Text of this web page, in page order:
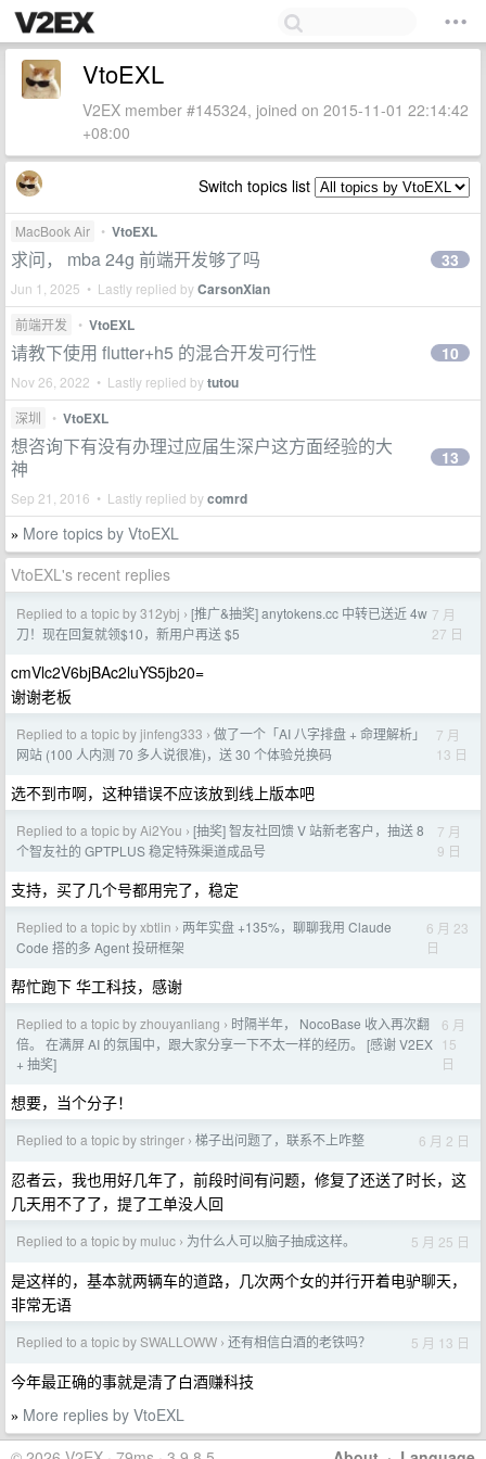
VtoEXL
V2EX member #145324, joined on 2015-11-01 22:14:42
+08:00
Switch topics list
MacBook Air • VtoEXL
求问， mba 24g 前端开发够了吗
Jun 1, 2025 • Lastly replied byCarsonXian
33
前端开发 • VtoEXL
请教下使用 flutter+h5 的混合开发可行性
Nov 26, 2022 • Lastly replied bytutou
10
深圳 • VtoEXL
想咨询下有没有办理过应届生深户这方面经验的大
神
Sep 21, 2016 • Lastly replied bycomrd
13
» More topics by VtoEXL
VtoEXL's recent replies
Replied to a topic by 312ybj › [推广&抽奖] anytokens.cc 中转已送近 4w
刀！现在回复就领$10，新用户再送 $5
7 月
27 日
cmVlc2V6bjBAc2luYS5jb20=
谢谢老板
Replied to a topic by jinfeng333 › 做了一个「AI 八字排盘 + 命理解析」
网站 (100 人内测 70 多人说很准)，送 30 个体验兑换码
7 月
13 日
选不到市啊，这种错误不应该放到线上版本吧
Replied to a topic by Ai2You › [抽奖] 智友社回馈 V 站新老客户，抽送 8
个智友社的 GPTPLUS 稳定特殊渠道成品号
7 月
9 日
支持，买了几个号都用完了，稳定
Replied to a topic by xbtlin › 两年实盘 +135%，聊聊我用 Claude
Code 搭的多 Agent 投研框架
6 月 23
日
帮忙跑下 华工科技，感谢
Replied to a topic by zhouyanliang › 时隔半年， NocoBase 收入再次翻
倍。 在满屏 AI 的氛围中，跟大家分享一下不太一样的经历。 [感谢 V2EX
+ 抽奖]
6 月
15
日
想要，当个分子！
Replied to a topic by stringer › 梯子出问题了，联系不上咋整 6 月 2 日
忍者云，我也用好几年了，前段时间有问题，修复了还送了时长，这
几天用不了了，提了工单没人回
Replied to a topic by muluc › 为什么人可以脑子抽成这样。 5 月 25 日
是这样的，基本就两辆车的道路，几次两个女的并行开着电驴聊天，
非常无语
Replied to a topic by SWALLOWW › 还有相信白酒的老铁吗？ 5 月 13 日
今年最正确的事就是清了白酒赚科技
» More replies by VtoEXL